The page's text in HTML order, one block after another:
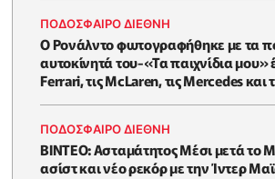
ΠΟΔΟΣΦΑΙΡΟ ΔΙΕΘΝΗ
Ο Ρονάλντο φωτογραφήθηκε με τα
αυτοκίνητά του-«Τα παιχνίδια μου»
Ferrari, τις McLaren, τις Mercedes και
ΠΟΔΟΣΦΑΙΡΟ ΔΙΕΘΝΗ
BINTEO: Ασταμάτητος Μέσι μετά το
ασίστ και νέο ρεκόρ με την Ίντερ